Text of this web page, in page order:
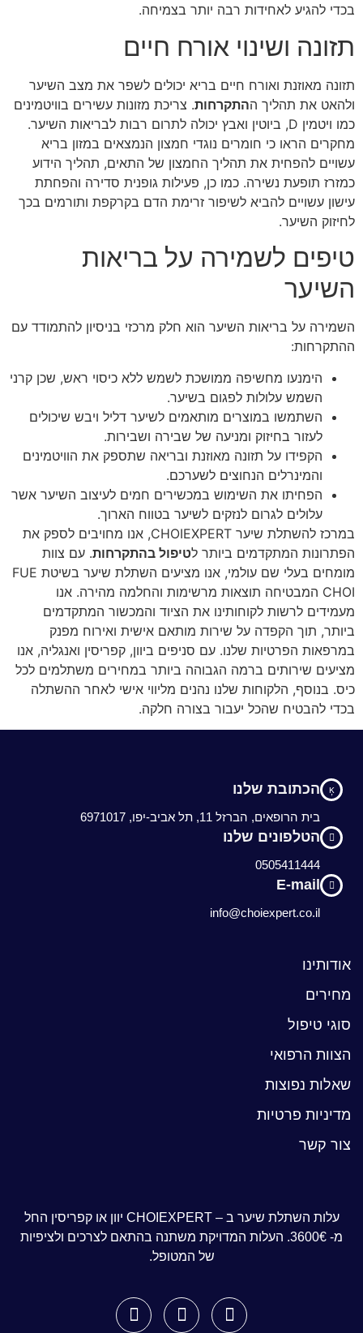
בכדי להגיע לאחידות רבה יותר בצמיחה.
תזונה ושינוי אורח חיים
תזונה מאוזנת ואורח חיים בריא יכולים לשפר את מצב השיער
ולהאט את תהליך ההתקרחות. צריכת מזונות עשירים בוויטמינים
כמו ויטמין D, ביוטין ואבץ יכולה לתרום רבות לבריאות השיער.
מחקרים הראו כי חומרים נוגדי חמצון הנמצאים במזון בריא
עשויים להפחית את תהליך החמצון של התאים, תהליך הידוע
כמזרז תופעת נשירה. כמו כן, פעילות גופנית סדירה והפחתת
עישון עשויים להביא לשיפור זרימת הדם בקרקפת ותורמים בכך
לחיזוק השיער.
טיפים לשמירה על בריאות
השיער
השמירה על בריאות השיער הוא חלק מרכזי בניסיון להתמודד עם
ההתקרחות:
הימנעו מחשיפה ממושכת לשמש ללא כיסוי ראש, שכן קרני
השמש עלולות לפגום בשיער.
השתמשו במוצרים מותאמים לשיער דליל ויבש שיכולים
לעזור בחיזוק ומניעה של שבירה ושבירות.
הקפידו על תזונה מאוזנת ובריאה שתספק את הוויטמינים
והמינרלים הנחוצים לשערכם.
הפחיתו את השימוש במכשירים חמים לעיצוב השיער אשר
עלולים לגרום לנזקים לשיער בטווח הארוך.
במרכז להשתלת שיער CHOIEXPERT, אנו מחויבים לספק את
הפתרונות המתקדמים ביותר לטיפול בהתקרחות. עם צוות
מומחים בעלי שם עולמי, אנו מציעים השתלת שיער בשיטת FUE
CHOI המבטיחה תוצאות מרשימות והחלמה מהירה. אנו
מעמידים לרשות לקוחותינו את הציוד והמכשור המתקדמים
ביותר, תוך הקפדה על שירות מותאם אישית ואירוח מפנק
במרפאות הפרטיות שלנו. עם סניפים ביוון, קפריסין ואנגליה, אנו
מציעים שירותים ברמה הגבוהה ביותר במחירים משתלמים לכל
כיס. בנוסף, הלקוחות שלנו נהנים מליווי אישי לאחר ההשתלה
בכדי להבטיח שהכל יעבור בצורה חלקה.
הכתובת שלנו
בית הרופאים, הברזל 11, תל אביב-יפו, 6971017
הטלפונים שלנו
0505411444
E-mail
info@choiexpert.co.il
אודותינו
מחירים
סוגי טיפול
הצוות הרפואי
שאלות נפוצות
מדיניות פרטיות
צור קשר
עלות השתלת שיער ב – CHOIEXPERT יוון או קפריסין החל
מ- 3600€. העלות המדויקת משתנה בהתאם לצרכים ולציפיות
של המטופל.